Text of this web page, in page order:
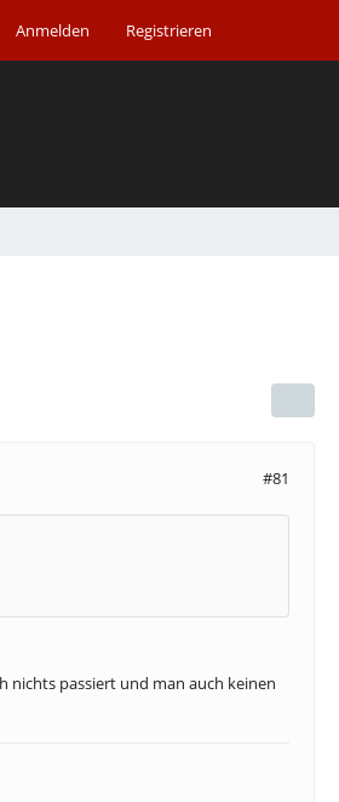
Anmelden Registrieren
#81
nichts passiert und man auch keinen